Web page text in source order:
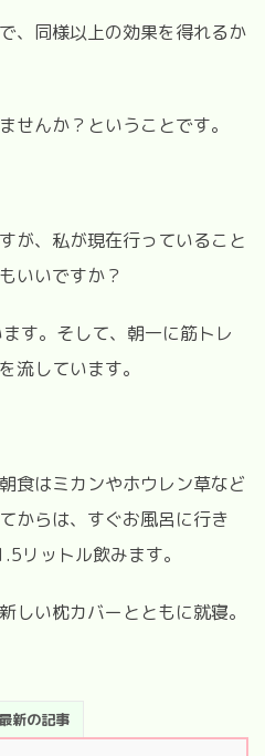
、同様以上の効果を得れるか
せんか？ということです。
が、私が現在行っていること
いいですか？
す。そして、朝一に筋トレ
流しています。
食はミカンやホウレン草など
からは、すぐお風呂に行き
リットル飲みます。
しい枕カバーとともに就寝。
最新の記事